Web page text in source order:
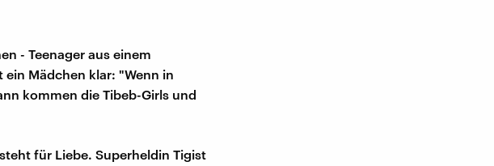
- Teenager aus einem
Mädchen klar: "Wenn in
kommen die Tibeb-Girls und
für Liebe. Superheldin Tigist